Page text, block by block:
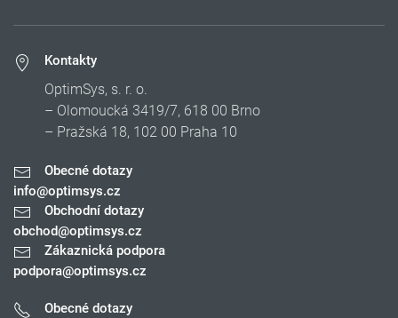
Kontakty
OptimSys, s. r. o.
– Olomoucká 3419/7, 618 00 Brno
– Pražská 18, 102 00 Praha 10
Obecné dotazy
info@optimsys.cz
Obchodní dotazy
obchod@optimsys.cz
Zákaznická podpora
podpora@optimsys.cz
Obecné dotazy